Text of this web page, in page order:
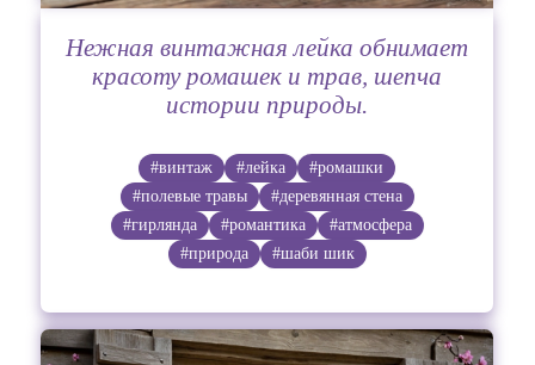
Нежная винтажная лейка обнимает
красоту ромашек и трав, шепча
истории природы.
#винтаж #лейка
#ромашки
#полевые травы
#деревянная стена
#гирлянда
#романтика
#атмосфера
#природа
#шаби шик